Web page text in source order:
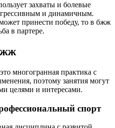
захваты и болевые
и динамичным.
принести победу, то в бжж
в партере.
многогранная практика с
поэтому занятия могут
целями и интересами.
спорт